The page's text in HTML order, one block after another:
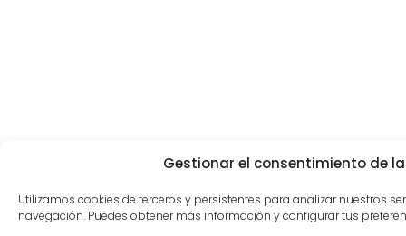
Gestionar el consentimiento de
Utilizamos cookies de terceros y persistentes para analizar nuestros
navegación. Puedes obtener más información y configurar tus